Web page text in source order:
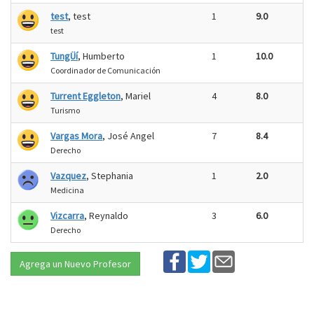
test, test
test
1 9.0
TungÜí, Humberto
Coordinador de Comunicación
1 10.0
Turrent Eggleton, Mariel
Turismo
4 8.0
Vargas Mora, José Angel
Derecho
7 8.4
Vazquez, Stephania
Medicina
1 2.0
Vizcarra, Reynaldo
Derecho
3 6.0
Agrega un Nuevo Profesor